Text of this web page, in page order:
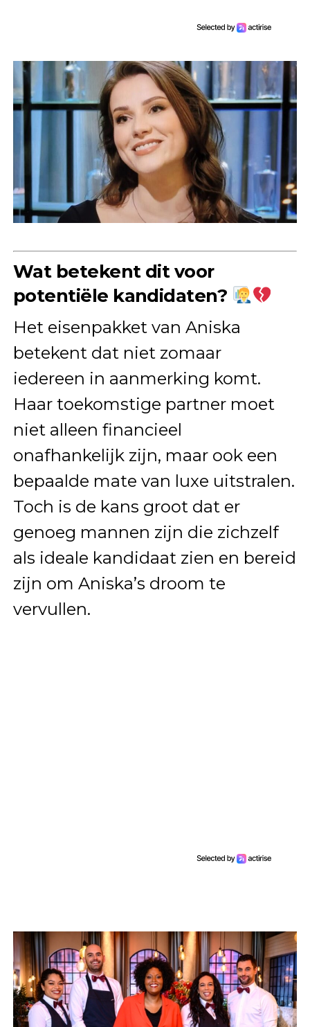
Wat betekent dit voor
potentiële kandidaten?
Het eisenpakket van Aniska
betekent dat niet zomaar
iedereen in aanmerking komt.
Haar toekomstige partner moet
niet alleen financieel
onafhankelijk zijn, maar ook een
bepaalde mate van luxe uitstralen.
Toch is de kans groot dat er
genoeg mannen zijn die zichzelf
als ideale kandidaat zien en bereid
zijn om Aniska’s droom te
vervullen.